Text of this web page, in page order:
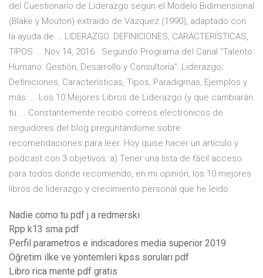
del Cuestionario de Liderazgo según el Modelo Bidimensional
(Blake y Mouton) extraído de Vázquez (1990), adaptado con
la ayuda de … LIDERAZGO: DEFINICIONES, CARACTERÍSTICAS,
TIPOS ... Nov 14, 2016 · Segundo Programa del Canal "Talento
Humano: Gestión, Desarrollo y Consultoría": Liderazgo;
Definiciones, Características, Tipos, Paradigmas, Ejemplos y
más. … Los 10 Mejores Libros de Liderazgo (y que cambiarán
tu ... Constantemente recibo correos electrónicos de
seguidores del blog preguntándome sobre
recomendaciones para leer. Hoy quise hacer un artículo y
podcast con 3 objetivos: a) Tener una lista de fácil acceso
para todos donde recomiendo, en mi opinión, los 10 mejores
libros de liderazgo y crecimiento personal que he leído.
Nadie como tu pdf j a redmerski
Rpp k13 sma pdf
Perfil parametros e indicadores media superior 2019
Öğretim ilke ve yöntemleri kpss soruları pdf
Libro rica mente pdf gratis